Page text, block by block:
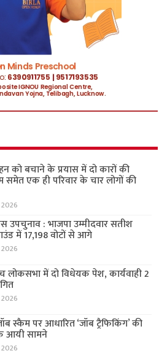
को बचाने के प्रयास में दो कारों की
समेत एक ही परिवार के चार लोगों की
उपचुनाव : भाजपा उम्मीदवार सतीश
में 17,198 वोटों से आगे
लोकसभा में दो विधेयक पेश, कार्यवाही 2
स्कैम पर आधारित ‘जॉब ट्रैफिकिंग’ की
आयी सामने